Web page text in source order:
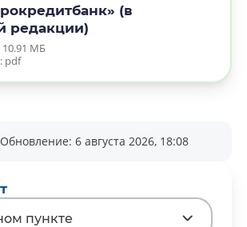
(в
редакции)
10.91 МБ
pdf
Обновление: 6 августа 2026, 18:08
пункте